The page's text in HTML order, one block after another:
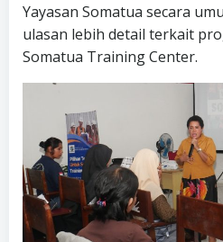
Yayasan Somatua secara
ulasan lebih detail terkait
Somatua Training Center.